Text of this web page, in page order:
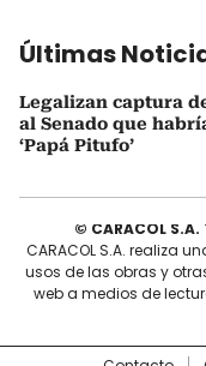
Últimas
Legalizan captura
al Senado que
‘Papá Pitufo’
© CARACOL
CARACOL S.A. realiza
usos de las obras y
web a medios de